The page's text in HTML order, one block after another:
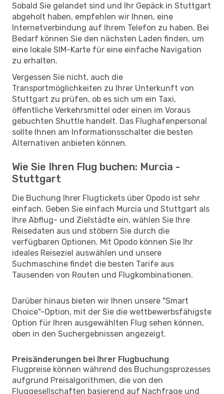
Sobald Sie gelandet sind und Ihr Gepäck in Stuttgart
abgeholt haben, empfehlen wir Ihnen, eine
Internetverbindung auf Ihrem Telefon zu haben. Bei
Bedarf können Sie den nächsten Laden finden, um
eine lokale SIM-Karte für eine einfache Navigation
zu erhalten.
Vergessen Sie nicht, auch die
Transportmöglichkeiten zu Ihrer Unterkunft von
Stuttgart zu prüfen, ob es sich um ein Taxi,
öffentliche Verkehrsmittel oder einen im Voraus
gebuchten Shuttle handelt. Das Flughafenpersonal
sollte Ihnen am Informationsschalter die besten
Alternativen anbieten können.
Wie Sie Ihren Flug buchen: Murcia -
Stuttgart
Die Buchung Ihrer Flugtickets über Opodo ist sehr
einfach. Geben Sie einfach Murcia und Stuttgart als
Ihre Abflug- und Zielstädte ein, wählen Sie Ihre
Reisedaten aus und stöbern Sie durch die
verfügbaren Optionen. Mit Opodo können Sie Ihr
ideales Reiseziel auswählen und unsere
Suchmaschine findet die besten Tarife aus
Tausenden von Routen und Flugkombinationen.
Darüber hinaus bieten wir Ihnen unsere "Smart
Choice"-Option, mit der Sie die wettbewerbsfähigste
Option für Ihren ausgewählten Flug sehen können,
oben in den Suchergebnissen angezeigt.
Preisänderungen bei Ihrer Flugbuchung
Flugpreise können während des Buchungsprozesses
aufgrund Preisalgorithmen, die von den
Fluggesellschaften basierend auf Nachfrage und